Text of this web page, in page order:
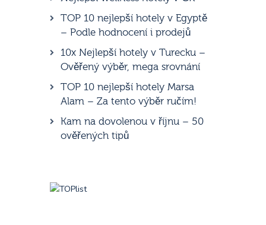
TOP 10 nejlepší hotely v Egyptě
– Podle hodnocení i prodejů
10x Nejlepší hotely v Turecku –
Ověřený výběr, mega srovnání
TOP 10 nejlepší hotely Marsa
Alam – Za tento výběr ručím!
Kam na dovolenou v říjnu – 50
ověřených tipů